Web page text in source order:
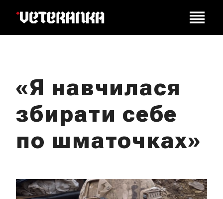
«Я навчилася
збирати себе
по шматочках»